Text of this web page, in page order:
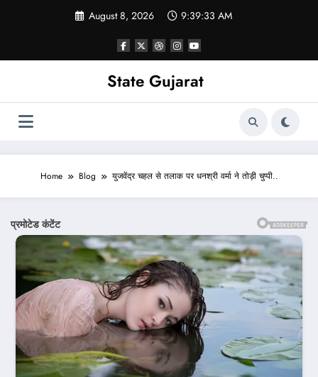
August 8, 2026 9:39:35 AM
State Gujarat
Home Blog युजवेंद्र चहल से तलाक पर धनश्री वर्मा ने तोड़ी चुप्पी..